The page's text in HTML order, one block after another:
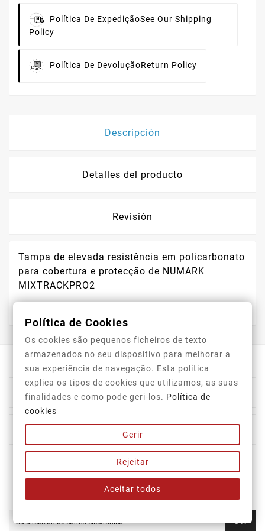
Política De ExpediçãoSee Our Shipping
Policy
Política De DevoluçãoReturn Policy
Descripción
Detalles del producto
Revisión
Tampa de elevada resistência em policarbonato
para cobertura e protecção de NUMARK
MIXTRACKPRO2
Información De La Tienda
Category
Our Company 
Su Cuenta 
Newsletter
OK
Política de Cookies
Os cookies são pequenos ficheiros de texto
armazenados no seu dispositivo para melhorar a
sua experiência de navegação. Esta política
explica os tipos de cookies que utilizamos, as suas
finalidades e como pode geri-los. Política de
cookies
Gerir
Rejeitar
Aceitar todos